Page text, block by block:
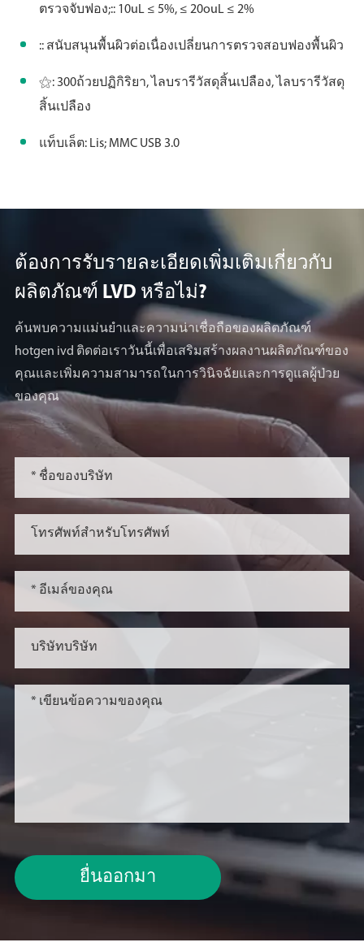
ตรวจจับฟอง;:: 10uL ≤ 5%, ≤ 20ouL ≤ 2%
:: สนับสนุนพื้นผิวต่อเนื่องเปลี่ยนการตรวจสอบฟองพื้นผิว
⚝: 300ถ้วยปฏิกิริยา, ไลบรารีวัสดุสิ้นเปลือง, ไลบรารีวัสดุ
สิ้นเปลือง
แท็บเล็ต: Lis; MMC USB 3.0
ต้องการรับรายละเอียดเพิ่มเติมเกี่ยวกับ
ผลิตภัณฑ์ LVD หรือไม่?
ค้นพบความแม่นยำและความน่าเชื่อถือของผลิตภัณฑ์
hotgen ivd ติดต่อเราวันนี้เพื่อเสริมสร้างผลงานผลิตภัณฑ์ของ
คุณและเพิ่มความสามารถในการวินิจฉัยและการดูแลผู้ป่วย
ของคุณ
ยื่นออกมา